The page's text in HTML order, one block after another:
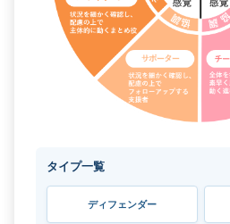
タイプ一覧
ディフェンダー